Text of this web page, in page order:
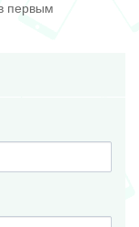
первым